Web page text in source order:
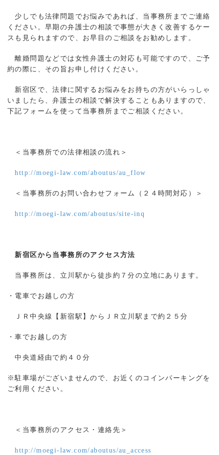
少しでも法律問題でお悩みであれば、当事務所までご連絡
ください。早期の弁護士の相談で事態が大きく改善するケー
スも見られますので、お早目のご相談をお勧めします。
離婚問題などでは女性弁護士の対応も可能ですので、ご予
約の際に、その旨お申し付けください。
新宿区で、法律に関するお悩みをお持ちの方がいらっしゃ
いましたら、弁護士の相談で解決することもありますので、
下記フォームを使って当事務所までご相談ください。
＜当事務所での法律相談の流れ＞
http://moegi-law.com/aboutus/au_flow
＜当事務所のお問い合わせフォーム（２４時間対応）＞
http://moegi-law.com/aboutus/site-inq
新宿区から当事務所のアクセス方法
当事務所は、立川駅から徒歩約７分の立地にあります。
・電車でお越しの方
ＪＲ中央線【新宿駅】からＪＲ立川駅まで約２５分
・車でお越しの方
中央道経由で約４０分
※駐車場がございませんので、お近くのコインパーキングを
ご利用ください。
＜当事務所のアクセス・連絡先＞
http://moegi-law.com/aboutus/au_access